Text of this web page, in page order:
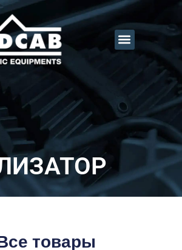
товары